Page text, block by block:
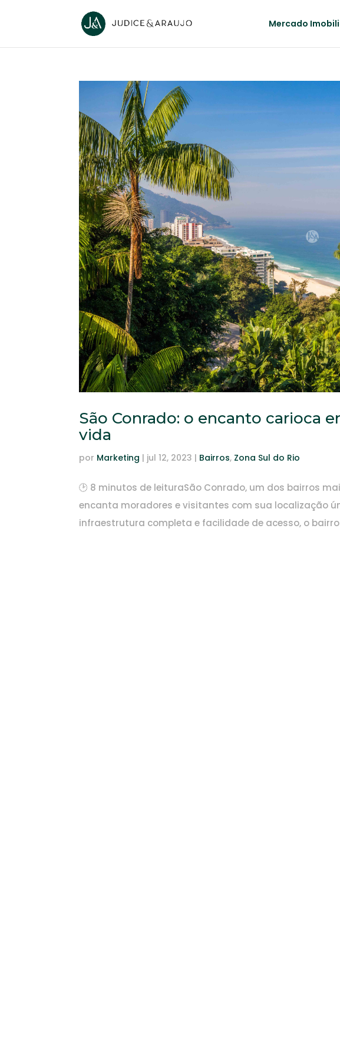
Mercado
São Conrado: o encanto carioca
vida
por Marketing | jul 12, 2023 | Bairros, Zona Sul do Rio
🕑 8 minutos de leituraSão Conrado, um dos bairros
encanta moradores e visitantes com sua localização
infraestrutura completa e facilidade de acesso, o bairro